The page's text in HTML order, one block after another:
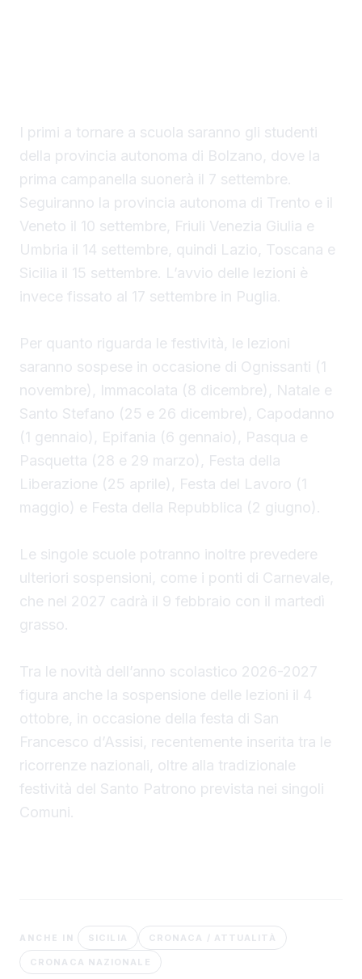
I primi a tornare a scuola saranno gli studenti
della provincia autonoma di Bolzano, dove la
prima campanella suonerà il 7 settembre.
Seguiranno la provincia autonoma di Trento e il
Veneto il 10 settembre, Friuli Venezia Giulia e
Umbria il 14 settembre, quindi Lazio, Toscana e
Sicilia il 15 settembre. L’avvio delle lezioni è
invece fissato al 17 settembre in Puglia.
Per quanto riguarda le festività, le lezioni
saranno sospese in occasione di Ognissanti (1
novembre), Immacolata (8 dicembre), Natale e
Santo Stefano (25 e 26 dicembre), Capodanno
(1 gennaio), Epifania (6 gennaio), Pasqua e
Pasquetta (28 e 29 marzo), Festa della
Liberazione (25 aprile), Festa del Lavoro (1
maggio) e Festa della Repubblica (2 giugno).
Le singole scuole potranno inoltre prevedere
ulteriori sospensioni, come i ponti di Carnevale,
che nel 2027 cadrà il 9 febbraio con il martedì
grasso.
Tra le novità dell’anno scolastico 2026-2027
figura anche la sospensione delle lezioni il 4
ottobre, in occasione della festa di San
Francesco d’Assisi, recentemente inserita tra le
ricorrenze nazionali, oltre alla tradizionale
festività del Santo Patrono prevista nei singoli
Comuni.
ANCHE IN SICILIA CRONACA / ATTUALITÀ
CRONACA NAZIONALE